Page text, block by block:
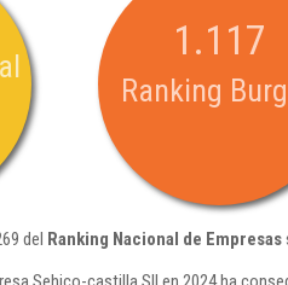
1.117
Ranking
del Ranking Nacional de Empresas